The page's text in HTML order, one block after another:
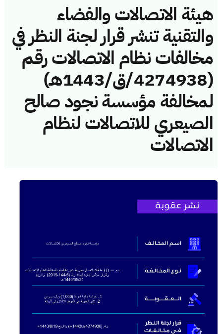
هيئة الاتصالات والفضاء
والتقنية تنشر قرار لجنة النظر في
مخالفات نظام الاتصالات رقم
(4274938/ق/1443هـ)
لمخالفة مؤسسة نجود صالح
الصيعري للاتصالات لنظام
الاتصالات